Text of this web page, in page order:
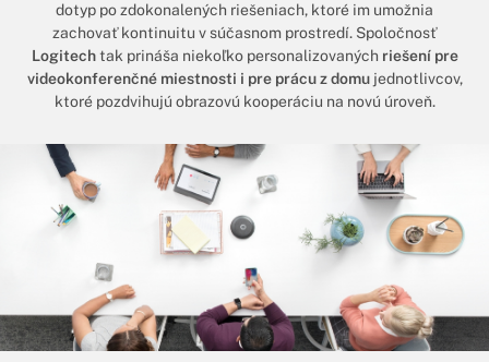
dotyp po zdokonalených riešeniach, ktoré im umožnia
zachovať kontinuitu v súčasnom prostredí. Spoločnosť
Logitechtak prináša niekoľko personalizovaných riešení pre
videokonferenčné miestnosti i pre prácu z domujednotlivcov,
ktoré pozdvihujú obrazovú kooperáciu na novú úroveň.